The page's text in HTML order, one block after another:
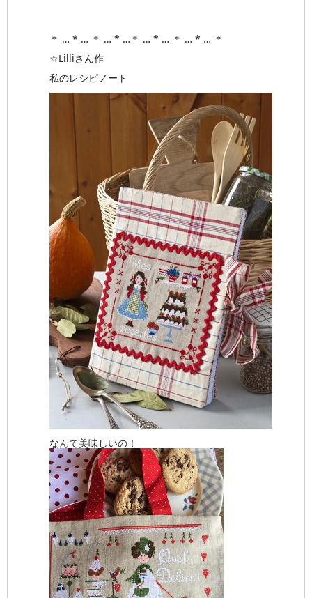
＊ … * … ＊ … * …＊ … * … ＊ … * … ＊
☆Lilliさん作
私のレシピノート
なんて美味しいの！